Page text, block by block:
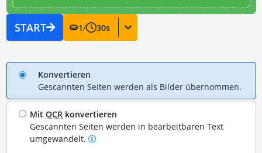
START 1/ 30s
Konvertieren
Gescannten Seiten werden als Bilder übernommen.
MitOCR konvertieren
Gescannten Seiten werden in bearbeitbaren Text
umgewandelt.